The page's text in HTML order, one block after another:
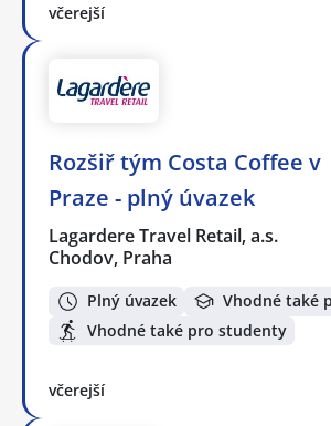
včerejší
Rozšiř tým Costa Coffee v
Praze - plný úvazek
Lagardere Travel Retail, a.s.
Chodov, Praha
Plný úvazek
Vhodné také
Vhodné také pro studenty
včerejší